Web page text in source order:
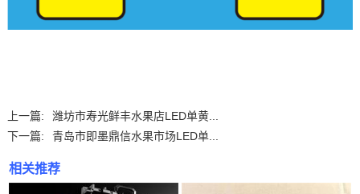
上一篇:
潍坊市寿光鲜丰水果店LED单黄...
下一篇:
青岛市即墨鼎信水果市场LED单...
相关推荐